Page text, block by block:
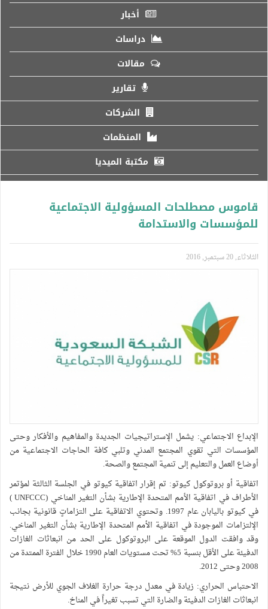
أخبار
دراسات
مقالات
تقارير
الشركات
المنظمات
مكتبة الميديا
مصطلحات المسؤولية الاجتماعية
والاستدامة
20 سبتمبر, 2016
الاجتماعي: يشمل الإستراتيجيات الجديدة والمفاهيم والأفكار وحتى
التي تقوي المجتمع المدني وتلبي كافة الحاجات الاجتماعية من
العمل والتعليم إلى تنمية المجتمع والصحة.
أو بروتوكول كيوتو: تم إقرار اتفاقية كيوتو في الجلسة الثالثة لمؤتمر
الأطراف في اتفاقية الأمم المتحدة الإطارية بشأن التغير المناخي (UNFCCC )
في كيوتو باليابان عام 1997. وتحتوي الاتفاقية على التزاماتٍ قانونية بجانب
الموجودة في اتفاقية الأمم المتحدة الإطارية بشأن التغير المناخي.
وافقت الدول الموقعة على البروتوكول على الحد من انبعاثات الغازات
الدفيئة على الأقل بنسبة 5% تحت مستويات العام 1990 خلال الفترة الممتدة من
وحتى 2012.
الحراري: زيادة في معدل درجة حرارة الغلاف الجوي للأرض نتيجة
الغازات الدفيئة والضارة التي تسبب تغيراً في المناخ.